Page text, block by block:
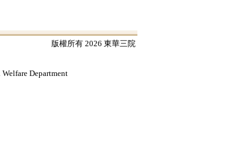
版權所有 2026 東華三院
Department